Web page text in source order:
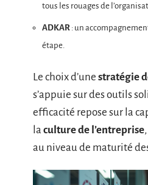
tous les rouages de
ADKAR : un
étape.
Le choix d’une stratégie
s’appuie sur des outils
efficacité repose sur la
la culture de l’entreprise
au niveau de maturité